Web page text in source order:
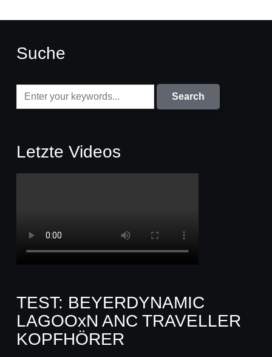
Suche
Letzte Videos
TEST: BEYERDYNAMIC
LAGOOxN ANC TRAVELLER
KOPFHÖRER